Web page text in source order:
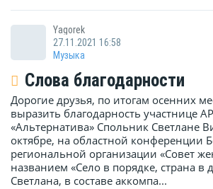
Yagorek
27.11.2021 16:58
Музыка
Слова благодарности
Дорогие друзья, по итогам осенних
выразить благодарность участнице
«Альтернатива» Спольник Светлане
октябре, на областной конференции
региональной организации «Совет
названием «Село в порядке, страна в
Светлана, в составе аккомпа...